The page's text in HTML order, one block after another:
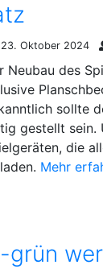
23. Oktober 2024
Neubau des
sollte
gestellt sein.
die
Mehr
grün